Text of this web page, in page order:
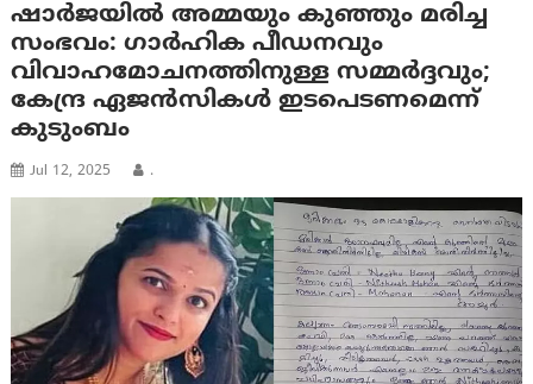
ഷാർജയിൽ അമ്മയും കുഞ്ഞും മരിച്ച
സംഭവം: ഗാര്‍ഹിക പീഡനവും
വിവാഹമോചനത്തിനുള്ള സമ്മർദ്ദവും;
കേന്ദ്ര ഏജന്‍സികള്‍ ഇടപെടണമെന്ന്
കുടുംബം
Jul 12, 2025 .